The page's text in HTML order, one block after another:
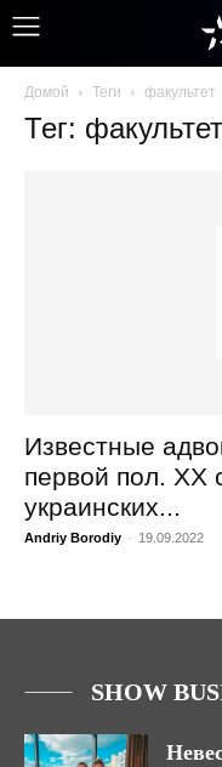
Домой Теги факультет
Тег: факультет
Известные
первой пол. ХХ
украинских...
Andriy Borodiy - 19.09.2022
SHOW